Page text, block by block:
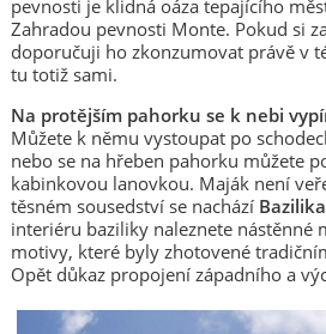
pevnosti je klidná oáza tepajícího
Zahradou pevnosti Monte. Pokud si
doporučuji ho zkonzumovat právě v
tu totiž sami.
Na protějším pahorku se k nebi
Můžete k němu vystoupat po
nebo se na hřeben pahorku můžete
kabinkovou lanovkou. Maják není
těsném sousedství se nachází
interiéru baziliky naleznete nástěnné
motivy, které byly zhotovené
Opět důkaz propojení západního a